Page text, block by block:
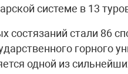
системе в 13
состязаний стали 86
горного
одной из